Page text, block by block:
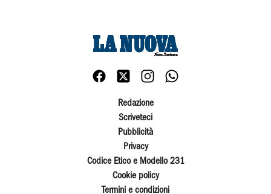
Redazione
Scriveteci
Pubblicità
Privacy
Codice Etico e Modello 231
Cookie policy
Termini e condizioni